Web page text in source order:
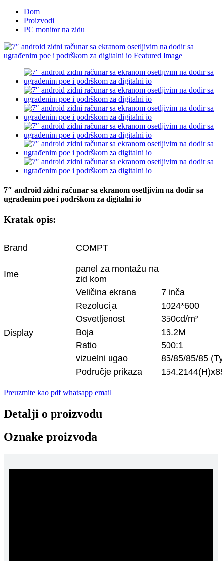
Dom
Proizvodi
PC monitor na zidu
7″ android zidni računar sa ekranom osetljivim na dodir sa
ugrađenim poe i podrškom za digitalni io
Kratak opis:
Brand COMPT
Ime
panel za montažu na
zid kom
Display
Veličina ekrana
7 inča
Rezolucija
1024*600
Osvetljenost
350cd/m²
Boja
16.2M
Ratio
500:1
vizuelni ugao
85/85/85/85
Područje prikaza
Preuzmite kao pdf whatsapp email
Detalji o proizvodu
Oznake proizvoda